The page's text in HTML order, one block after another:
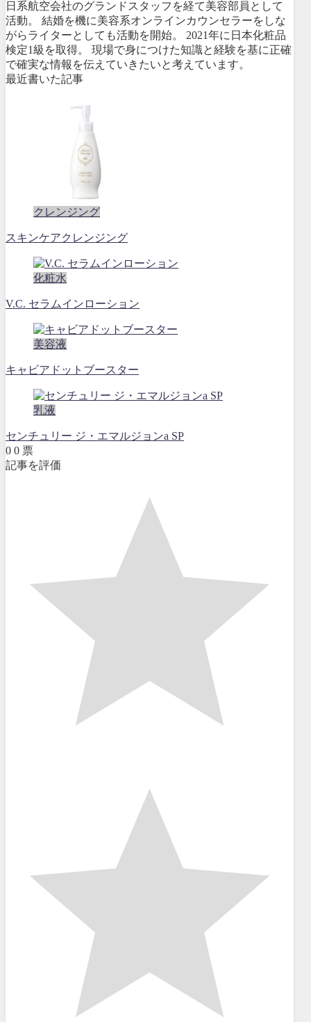
日系航空会社のグランドスタッフを経て美容部員として
活動。 結婚を機に美容系オンラインカウンセラーをしな
がらライターとしても活動を開始。 2021年に日本化粧品
検定1級を取得。 現場で身につけた知識と経験を基に正確
で確実な情報を伝えていきたいと考えています。
最近書いた記事
クレンジング
スキンケアクレンジング
化粧水
V.C. セラムインローション
美容液
キャビアドットブースター
乳液
センチュリー ジ・エマルジョンa SP
0 0 票
記事を評価